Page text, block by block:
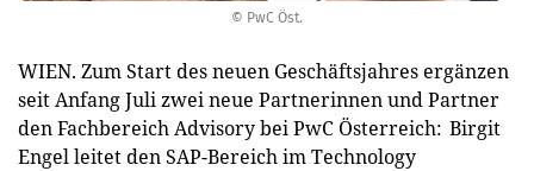
© PwC Öst.
WIEN. Zum Start des neuen Geschäftsjahres ergänzen
seit Anfang Juli zwei neue Partnerinnen und Partner
den Fachbereich Advisory bei PwC Österreich: Birgit
Engel leitet den SAP-Bereich im Technology